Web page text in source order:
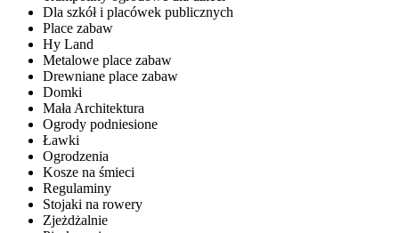
Dla szkół i placówek publicznych
Place zabaw
Hy Land
Metalowe place zabaw
Drewniane place zabaw
Domki
Mała Architektura
Ogrody podniesione
Ławki
Ogrodzenia
Kosze na śmieci
Regulaminy
Stojaki na rowery
Zjeżdżalnie